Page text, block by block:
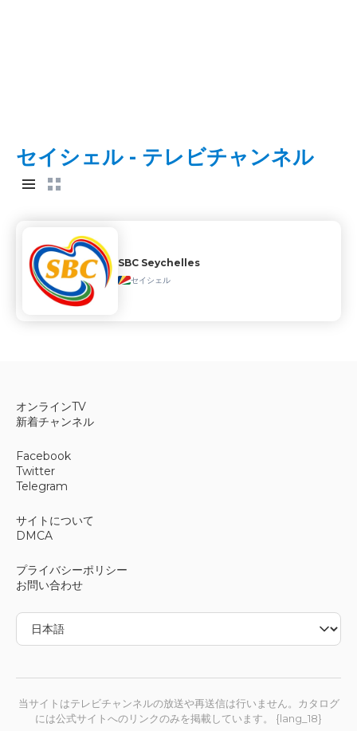
セイシェル - テレビチャンネル
SBC Seychelles
セイシェル
オンラインTV
新着チャンネル
Facebook
Twitter
Telegram
サイトについて
DMCA
プライバシーポリシー
お問い合わせ
当サイトはテレビチャンネルの放送や再送信は行いません。カタログ
には公式サイトへのリンクのみを掲載しています。 {lang_18}